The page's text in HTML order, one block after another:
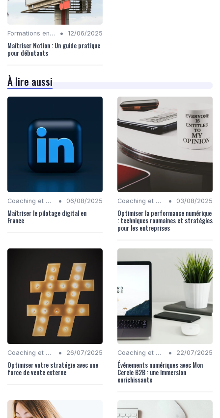
Formations en Compétences Digitales • 12/06/2025
Maîtriser Notion : Un guide pratique
pour débutants
À lire aussi
Coaching et Conseil en Stratégie Numérique • 06/08/2025
Maîtriser le pilotage digital en
France
Coaching et Conseil en Stratégie Numérique • 03/08/2025
Optimiser la performance numérique
: techniques roumaines et stratégies
pour les entreprises
Coaching et Conseil en Stratégie Numérique • 26/07/2025
Optimiser votre stratégie avec une
force de vente externe
Coaching et Conseil en Stratégie Numérique • 22/07/2025
Événements numériques avec Mon
Cercle B2B : une immersion
enrichissante